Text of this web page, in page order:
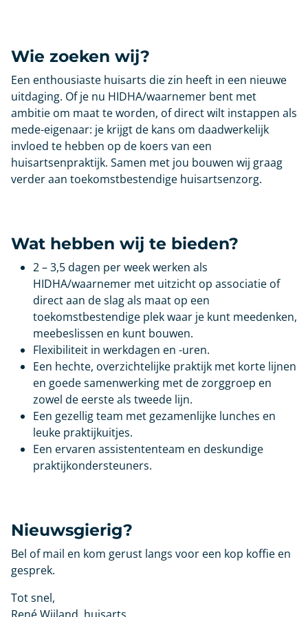
Wie zoeken wij?
Een enthousiaste huisarts die zin heeft in een nieuwe
uitdaging. Of je nu HIDHA/waarnemer bent met
ambitie om maat te worden, of direct wilt instappen als
mede-eigenaar: je krijgt de kans om daadwerkelijk
invloed te hebben op de koers van een
huisartsenpraktijk. Samen met jou bouwen wij graag
verder aan toekomstbestendige huisartsenzorg.
Wat hebben wij te bieden?
2 – 3,5 dagen per week werken als
HIDHA/waarnemer met uitzicht op associatie of
direct aan de slag als maat op een
toekomstbestendige plek waar je kunt meedenken,
meebeslissen en kunt bouwen.
Flexibiliteit in werkdagen en -uren.
Een hechte, overzichtelijke praktijk met korte lijnen
en goede samenwerking met de zorggroep en
zowel de eerste als tweede lijn.
Een gezellig team met gezamenlijke lunches en
leuke praktijkuitjes.
Een ervaren assistententeam en deskundige
praktijkondersteuners.
Nieuwsgierig?
Bel of mail en kom gerust langs voor een kop koffie en
gesprek.
Tot snel,